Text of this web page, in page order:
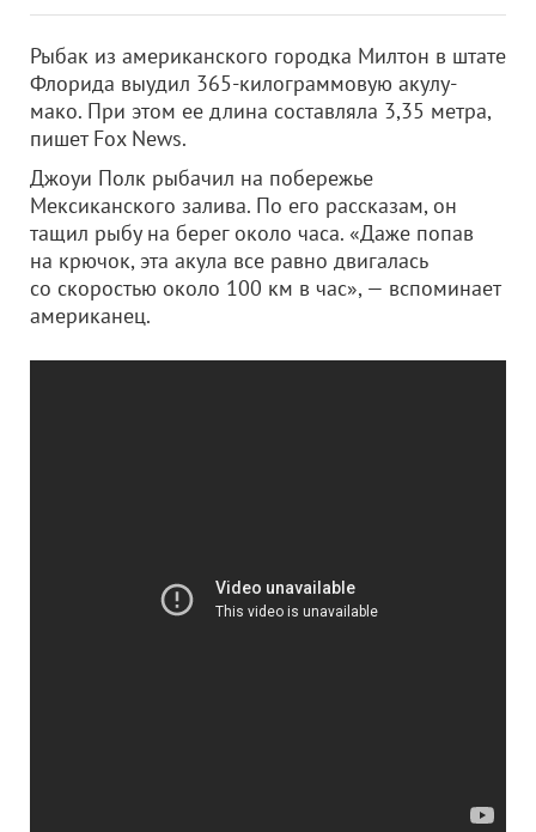
Рыбак из американского городка Милтон в штате
Флорида выудил 365-килограммовую акулу-
мако. При этом ее длина составляла 3,35 метра,
пишет Fox News.
Джоуи Полк рыбачил на побережье
Мексиканского залива. По его рассказам, он
тащил рыбу на берег около часа. «Даже попав
на крючок, эта акула все равно двигалась
со скоростью около 100 км в час», — вспоминает
американец.